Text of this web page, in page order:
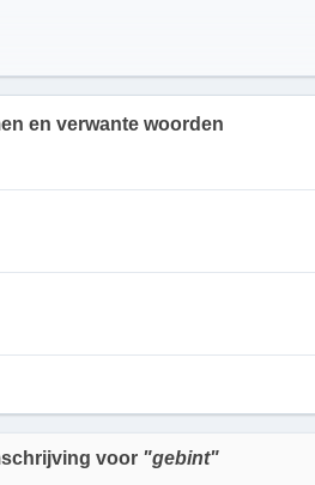
voor de ondersteuning van het dak. De
en verwante woorden
voor "gebint"